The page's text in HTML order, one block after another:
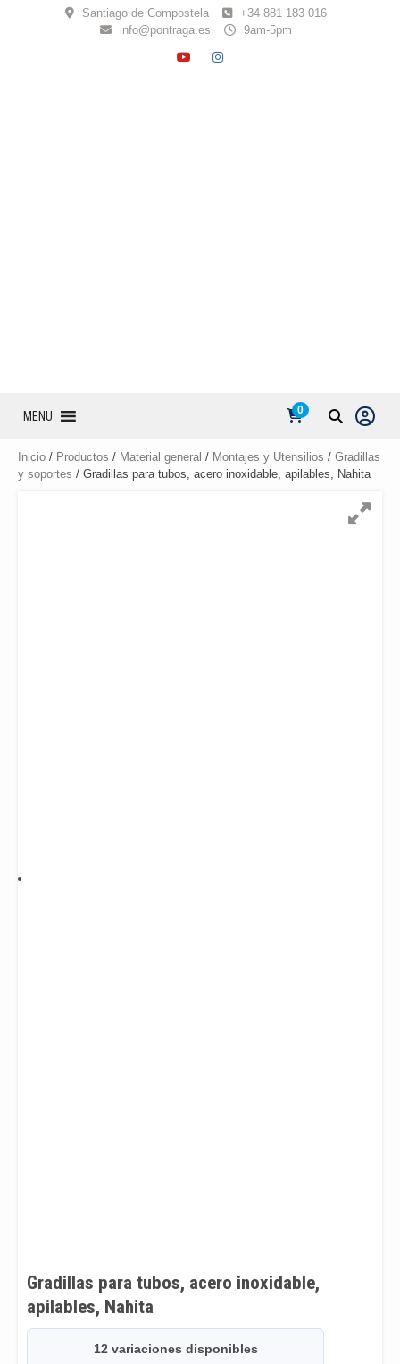
Santiago de Compostela
+34 881 183 016
info@pontraga.es
9am-5pm
YOUTUBE
INSTAGRAM
MENU 0
Inicio / Productos / Material general / Montajes y Utensilios / Gradillas
y soportes / Gradillas para tubos, acero inoxidable, apilables, Nahita
Gradillas para tubos, acero inoxidable,
apilables, Nahita
12 variaciones disponibles